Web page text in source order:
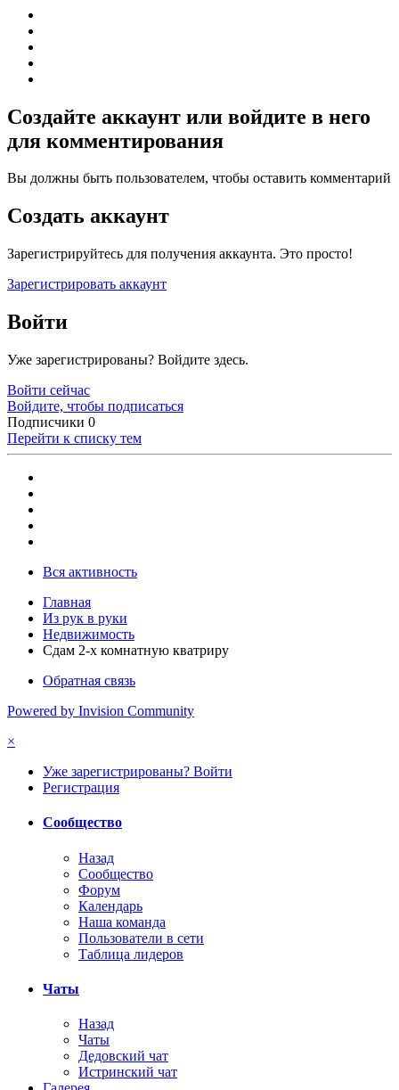
Создайте аккаунт или войдите в него
для комментирования
Вы должны быть пользователем, чтобы оставить комментарий
Создать аккаунт
Зарегистрируйтесь для получения аккаунта. Это просто!
Зарегистрировать аккаунт
Войти
Уже зарегистрированы? Войдите здесь.
Войти сейчас
Войдите, чтобы подписаться
Подписчики 0
Перейти к списку тем
Вся активность
Главная
Из рук в руки
Недвижимость
Сдам 2-х комнатную кватриру
Обратная связь
Powered by Invision Community
×
Уже зарегистрированы? Войти
Регистрация
Сообщество
Назад
Сообщество
Форум
Календарь
Наша команда
Пользователи в сети
Таблица лидеров
Чаты
Назад
Чаты
Дедовский чат
Истринский чат